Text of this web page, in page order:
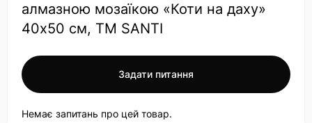
алмазною мозаїкою «Коти на даху»
40х50 см, ТМ SANTI
Задати питання
Немає запитань про цей товар.